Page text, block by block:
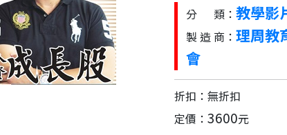
分 類：教學影
製 造 商：理周教
會
折扣：無折扣
定價：3600元